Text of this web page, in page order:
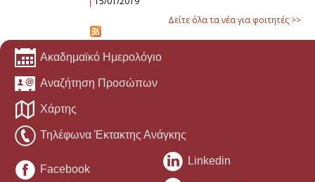
Δείτε όλα τα νέα για φοιτητές >>
Ακαδημαϊκό Ημερολόγιο
Αναζήτηση Προσώπων
Χάρτης
Τηλέφωνα Έκτακτης Ανάγκης
Facebook
Linkedin